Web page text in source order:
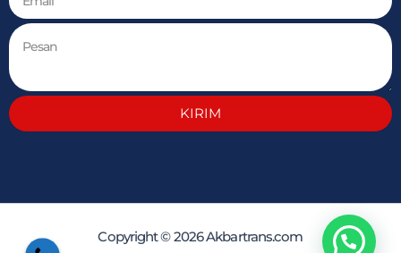
KIRIM
Copyright © 2026 Akbartrans.com